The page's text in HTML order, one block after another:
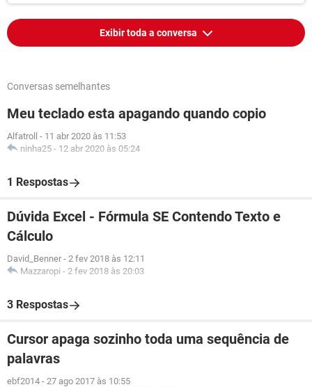
Exibir toda a conversa
Conversas semelhantes
Meu teclado esta apagando quando copio
Alfatroll - 11 abr 2020 às 11:53
ninha25 - 12 abr 2020 às 05:24
1 Respostas
Dúvida Excel - Fórmula SE Contendo Texto e
Cálculo
David_Benner - 2 fev 2018 às 12:11
Mazzaropi - 2 fev 2018 às 20:03
3 Respostas
Cursor apaga sozinho toda uma sequência de
palavras
ebf2014 - 27 ago 2017 às 10:55